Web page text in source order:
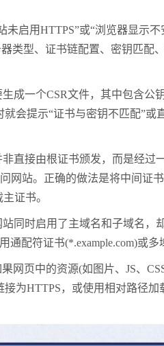
用HTTPS”或“浏览器显示
类型、证书链配置、密钥匹
一个CSR文件，其中包含公
会提示“证书与密钥不匹配”
接由根证书颁发，而是经过
站。正确的做法是将中间证
证书。
时启用了主域名和子域名，
配符证书(*.example.com)或多
页中的资源(如图片、JS、
为HTTPS，或使用相对路径